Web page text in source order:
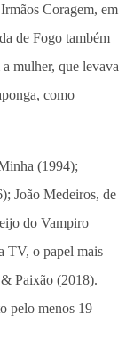
Coragem, em
de Fogo também
mulher, que levava
como
(1994);
João Medeiros, de
do Vampiro
TV, o papel mais
Paixão (2018).
pelo menos 19